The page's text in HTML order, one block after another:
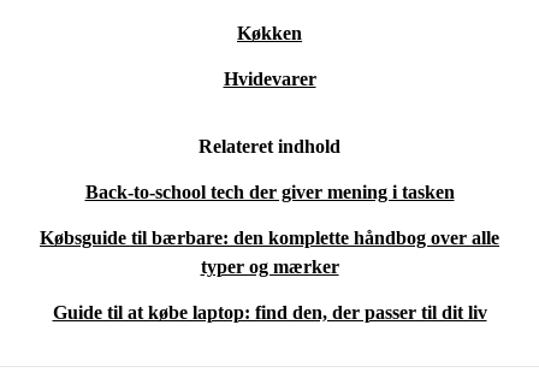
Køkken
Hvidevarer
Relateret indhold
Back-to-school tech der giver mening i tasken
Købsguide til bærbare: den komplette håndbog over alle
typer og mærker
Guide til at købe laptop: find den, der passer til dit liv